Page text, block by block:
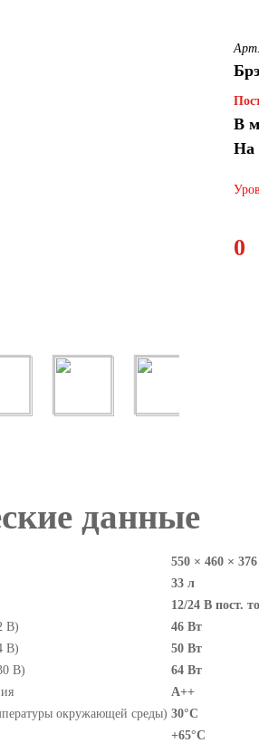
В
На
0
данные
550 × 460 ×
33 л
12/24 В пост.
В)
46 Вт
В)
50 Вт
В)
64 Вт
A++
окружающей среды) 30°C
+65°C